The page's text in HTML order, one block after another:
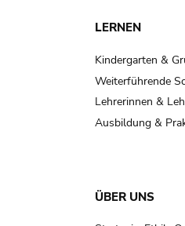
LERNEN
Kindergarten &
Weiterführende
Lehrerinnen &
Ausbildung &
ÜBER UNS